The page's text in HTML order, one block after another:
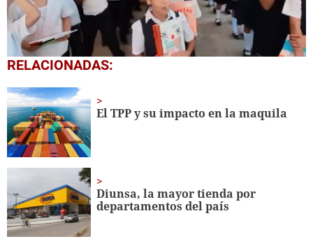
0
seconds
1
minute,
56
seconds
RELACIONADAS:
El TPP y su impacto en la maquila
Diunsa, la mayor tienda por
departamentos del país